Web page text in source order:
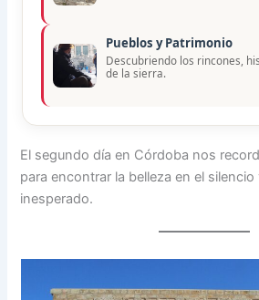
Pueblos y Patrimonio
Descubriendo los rincones,
de la sierra.
El segundo día en Córdoba nos
para encontrar la belleza en el silencio
inesperado.